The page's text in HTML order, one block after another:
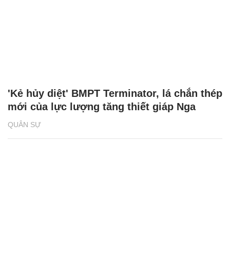
QUÂN SỰ
'Kẻ hủy diệt' BMPT Terminator, lá chắn thép
mới của lực lượng tăng thiết giáp Nga